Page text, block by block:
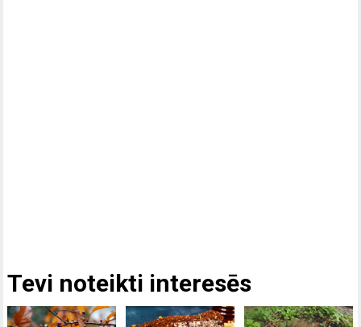
Tevi noteikti interesēs